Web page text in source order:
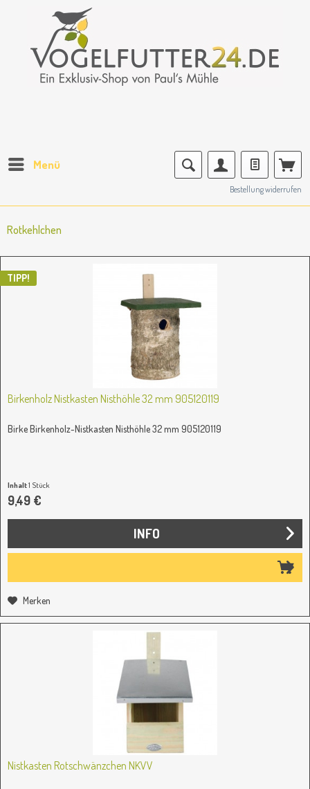
Menü
Bestellung widerrufen
Rotkehlchen
TIPP!
Birkenholz Nistkasten Nisthöhle 32 mm 905120119
Birke Birkenholz-Nistkasten Nisthöhle 32 mm 905120119
Inhalt1 Stück
9,49 €
INFO
Merken
Nistkasten Rotschwänzchen NKVV